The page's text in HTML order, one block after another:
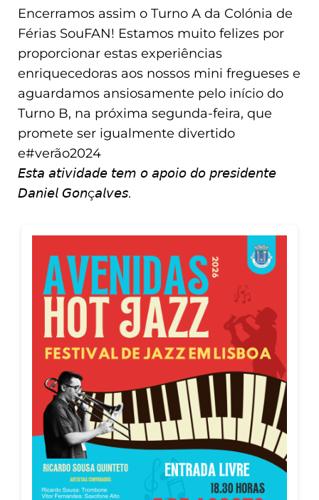
Encerramos assim o Turno A da Colónia de
Férias SouFAN! Estamos muito felizes por
proporcionar estas experiências
enriquecedoras aos nossos mini fregueses e
aguardamos ansiosamente pelo início do
Turno B, na próxima segunda-feira, que
promete ser igualmente divertido
e#verão2024
𝘌𝘴𝘵𝘢 𝘢𝘵𝘪𝘷𝘪𝘥𝘢𝘥𝘦 𝘵𝘦𝘮 𝘰 𝘢𝘱𝘰𝘪𝘰 𝘥𝘰 𝘱𝘳𝘦𝘴𝘪𝘥𝘦𝘯𝘵𝘦
𝘋𝘢𝘯𝘪𝘦𝘭 𝘎𝘰𝘯ç𝘢𝘭𝘷𝘦𝘴.